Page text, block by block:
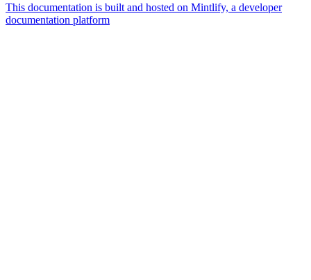
This documentation is built and hosted on Mintlify, a developer
documentation platform